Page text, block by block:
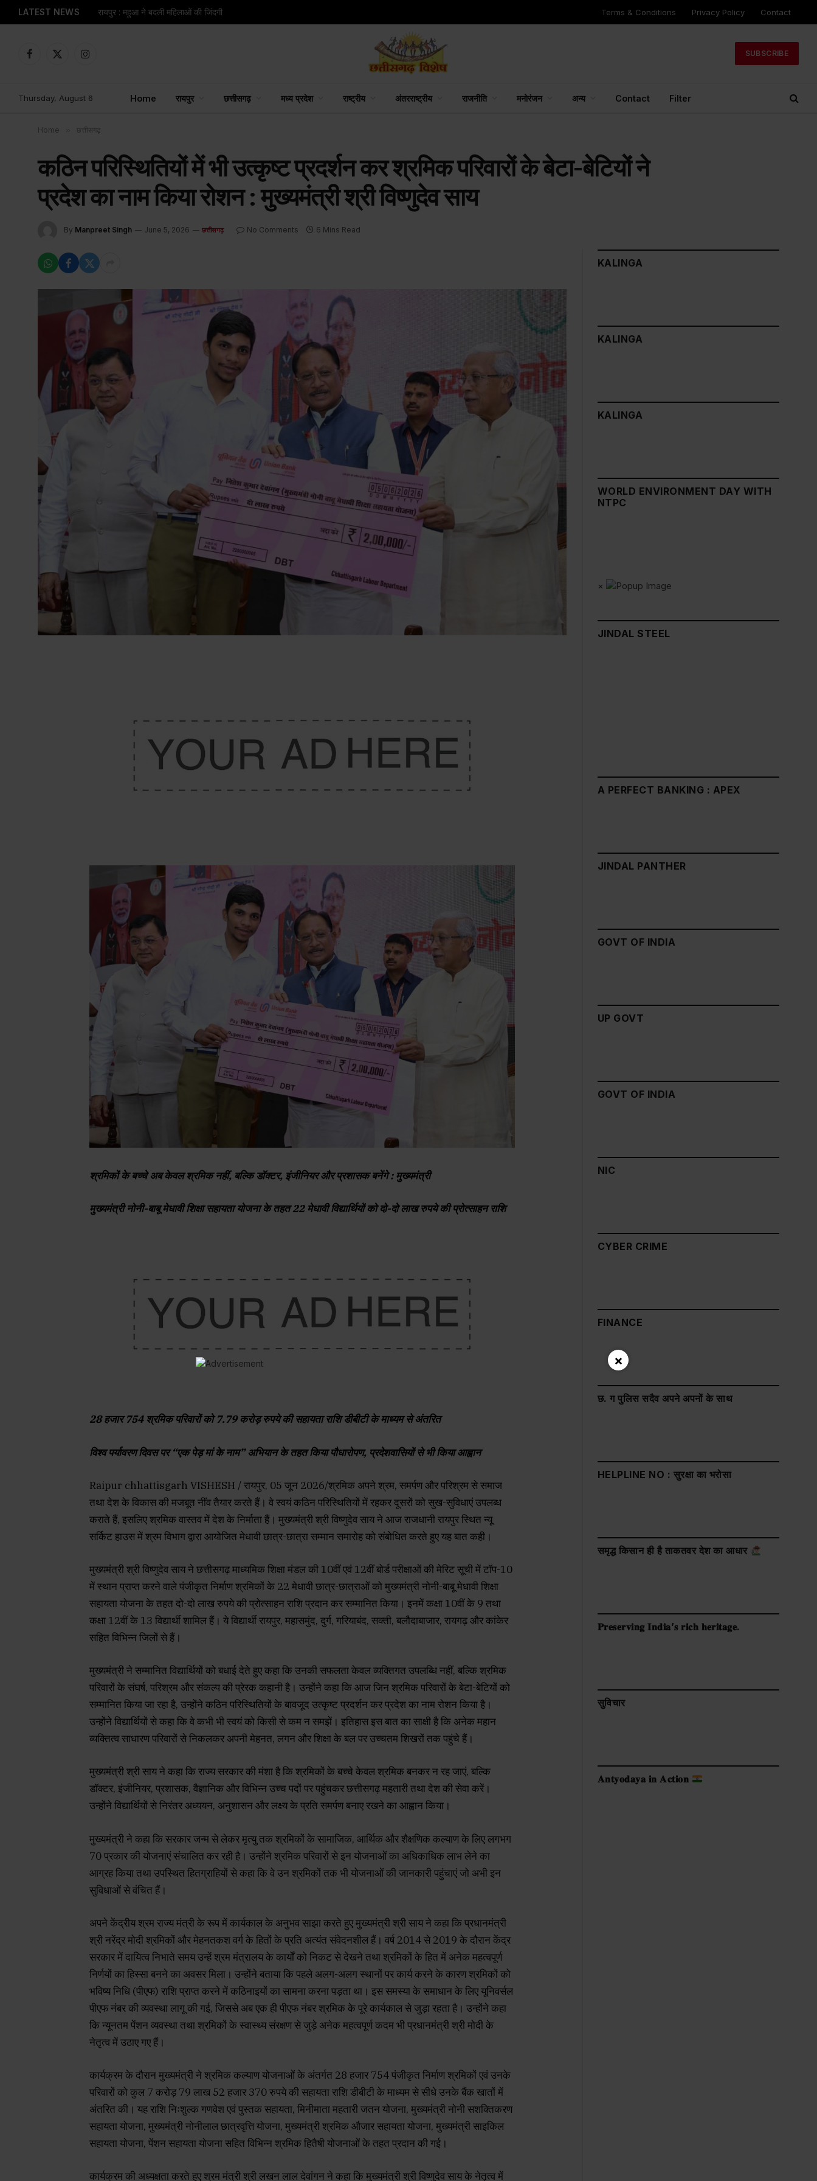
LATEST NEWS रायपुर : महुआ ने बदली महिलाओं की जिंदगी Terms & Conditions Privacy Policy Contact
Facebook
X
Instagram
SUBSCRIBE
Thursday, August 6 Home रायपुर छत्तीसगढ़ मध्य प्रदेश राष्ट्रीय अंतरराष्ट्रीय राजनीति मनोरंजन अन्य Contact Filter
Home छत्तीसगढ़
कठिन परिस्थितियों में भी उत्कृष्ट प्रदर्शन कर श्रमिक परिवारों के बेटा-बेटियों ने
प्रदेश का नाम किया रोशन : मुख्यमंत्री श्री विष्णुदेव साय
By Manpreet Singh June 5, 2026 छत्तीसगढ़ No Comments 6 Mins Read
श्रमिकों के बच्चे अब केवल श्रमिक नहीं, बल्कि डॉक्टर, इंजीनियर और प्रशासक बनेंगे : मुख्यमंत्री
मुख्यमंत्री नोनी-बाबू मेधावी शिक्षा सहायता योजना के तहत 22 मेधावी विद्यार्थियों को दो-दो लाख रुपये की प्रोत्साहन राशि
28 हजार 754 श्रमिक परिवारों को 7.79 करोड़ रुपये की सहायता राशि डीबीटी के माध्यम से अंतरित
विश्व पर्यावरण दिवस पर “एक पेड़ मां के नाम” अभियान के तहत किया पौधारोपण, प्रदेशवासियों से भी किया आह्वान
Raipur chhattisgarh VISHESH / रायपुर, 05 जून 2026/श्रमिक अपने श्रम, समर्पण और परिश्रम से समाज
तथा देश के विकास की मजबूत नींव तैयार करते हैं। वे स्वयं कठिन परिस्थितियों में रहकर दूसरों को सुख-सुविधाएं उपलब्ध
कराते हैं, इसलिए श्रमिक वास्तव में देश के निर्माता हैं। मुख्यमंत्री श्री विष्णुदेव साय ने आज राजधानी रायपुर स्थित न्यू
सर्किट हाउस में श्रम विभाग द्वारा आयोजित मेधावी छात्र-छात्रा सम्मान समारोह को संबोधित करते हुए यह बात कही।
मुख्यमंत्री श्री विष्णुदेव साय ने छत्तीसगढ़ माध्यमिक शिक्षा मंडल की 10वीं एवं 12वीं बोर्ड परीक्षाओं की मेरिट सूची में टॉप-10
में स्थान प्राप्त करने वाले पंजीकृत निर्माण श्रमिकों के 22 मेधावी छात्र-छात्राओं को मुख्यमंत्री नोनी-बाबू मेधावी शिक्षा
सहायता योजना के तहत दो-दो लाख रुपये की प्रोत्साहन राशि प्रदान कर सम्मानित किया। इनमें कक्षा 10वीं के 9 तथा
कक्षा 12वीं के 13 विद्यार्थी शामिल हैं। ये विद्यार्थी रायपुर, महासमुंद, दुर्ग, गरियाबंद, सक्ती, बलौदाबाजार, रायगढ़ और कांकेर
सहित विभिन्न जिलों से हैं।
मुख्यमंत्री ने सम्मानित विद्यार्थियों को बधाई देते हुए कहा कि उनकी सफलता केवल व्यक्तिगत उपलब्धि नहीं, बल्कि श्रमिक
परिवारों के संघर्ष, परिश्रम और संकल्प की प्रेरक कहानी है। उन्होंने कहा कि आज जिन श्रमिक परिवारों के बेटा-बेटियों को
सम्मानित किया जा रहा है, उन्होंने कठिन परिस्थितियों के बावजूद उत्कृष्ट प्रदर्शन कर प्रदेश का नाम रोशन किया है।
उन्होंने विद्यार्थियों से कहा कि वे कभी भी स्वयं को किसी से कम न समझें। इतिहास इस बात का साक्षी है कि अनेक महान
व्यक्तित्व साधारण परिवारों से निकलकर अपनी मेहनत, लगन और शिक्षा के बल पर उच्चतम शिखरों तक पहुंचे हैं।
मुख्यमंत्री श्री साय ने कहा कि राज्य सरकार की मंशा है कि श्रमिकों के बच्चे केवल श्रमिक बनकर न रह जाएं, बल्कि
डॉक्टर, इंजीनियर, प्रशासक, वैज्ञानिक और विभिन्न उच्च पदों पर पहुंचकर छत्तीसगढ़ महतारी तथा देश की सेवा करें।
उन्होंने विद्यार्थियों से निरंतर अध्ययन, अनुशासन और लक्ष्य के प्रति समर्पण बनाए रखने का आह्वान किया।
मुख्यमंत्री ने कहा कि सरकार जन्म से लेकर मृत्यु तक श्रमिकों के सामाजिक, आर्थिक और शैक्षणिक कल्याण के लिए लगभग
70 प्रकार की योजनाएं संचालित कर रही है। उन्होंने श्रमिक परिवारों से इन योजनाओं का अधिकाधिक लाभ लेने का
आग्रह किया तथा उपस्थित हितग्राहियों से कहा कि वे उन श्रमिकों तक भी योजनाओं की जानकारी पहुंचाएं जो अभी इन
सुविधाओं से वंचित हैं।
अपने केंद्रीय श्रम राज्य मंत्री के रूप में कार्यकाल के अनुभव साझा करते हुए मुख्यमंत्री श्री साय ने कहा कि प्रधानमंत्री
श्री नरेंद्र मोदी श्रमिकों और मेहनतकश वर्ग के हितों के प्रति अत्यंत संवेदनशील हैं। वर्ष 2014 से 2019 के दौरान केंद्र
सरकार में दायित्व निभाते समय उन्हें श्रम मंत्रालय के कार्यों को निकट से देखने तथा श्रमिकों के हित में अनेक महत्वपूर्ण
निर्णयों का हिस्सा बनने का अवसर मिला। उन्होंने बताया कि पहले अलग-अलग स्थानों पर कार्य करने के कारण श्रमिकों को
भविष्य निधि (पीएफ) राशि प्राप्त करने में कठिनाइयों का सामना करना पड़ता था। इस समस्या के समाधान के लिए यूनिवर्सल
पीएफ नंबर की व्यवस्था लागू की गई, जिससे अब एक ही पीएफ नंबर श्रमिक के पूरे कार्यकाल से जुड़ा रहता है। उन्होंने कहा
कि न्यूनतम पेंशन व्यवस्था तथा श्रमिकों के स्वास्थ्य संरक्षण से जुड़े अनेक महत्वपूर्ण कदम भी प्रधानमंत्री श्री मोदी के
नेतृत्व में उठाए गए हैं।
कार्यक्रम के दौरान मुख्यमंत्री ने श्रमिक कल्याण योजनाओं के अंतर्गत 28 हजार 754 पंजीकृत निर्माण श्रमिकों एवं उनके
परिवारों को कुल 7 करोड़ 79 लाख 52 हजार 370 रुपये की सहायता राशि डीबीटी के माध्यम से सीधे उनके बैंक खातों में
अंतरित की। यह राशि निःशुल्क गणवेश एवं पुस्तक सहायता, मिनीमाता महतारी जतन योजना, मुख्यमंत्री नोनी सशक्तिकरण
सहायता योजना, मुख्यमंत्री नोनीलाल छात्रवृत्ति योजना, मुख्यमंत्री श्रमिक औजार सहायता योजना, मुख्यमंत्री साइकिल
सहायता योजना, पेंशन सहायता योजना सहित विभिन्न श्रमिक हितैषी योजनाओं के तहत प्रदान की गई।
कार्यक्रम की अध्यक्षता करते हुए श्रम मंत्री श्री लखन लाल देवांगन ने कहा कि मुख्यमंत्री श्री विष्णुदेव साय के नेतृत्व में
KALINGA
KALINGA
KALINGA
WORLD ENVIRONMENT DAY WITH
NTPC
×
JINDAL STEEL
A PERFECT BANKING : APEX
JINDAL PANTHER
GOVT OF INDIA
UP GOVT
GOVT OF INDIA
NIC
CYBER CRIME
FINANCE
छ. ग पुलिस सदैव अपने अपनों के साथ
HELPLINE NO : सुरक्षा का भरोसा
समृद्ध किसान ही है ताकतवर देश का आधार
𝐏𝐫𝐞𝐬𝐞𝐫𝐯𝐢𝐧𝐠 𝐈𝐧𝐝𝐢𝐚’𝐬 𝐫𝐢𝐜𝐡 𝐡𝐞𝐫𝐢𝐭𝐚𝐠𝐞.
सुविचार
𝐀𝐧𝐭𝐲𝐨𝐝𝐚𝐲𝐚 𝐢𝐧 𝐀𝐜𝐭𝐢𝐨𝐧
×